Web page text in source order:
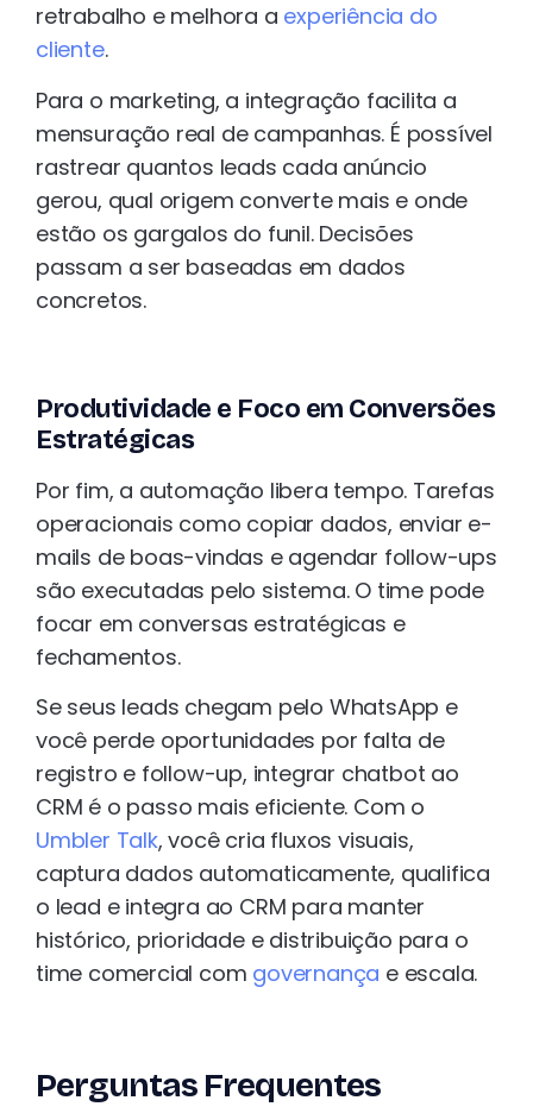
retrabalho e melhora a experiência do
cliente.
Para o marketing, a integração facilita a
mensuração real de campanhas. É possível
rastrear quantos leads cada anúncio
gerou, qual origem converte mais e onde
estão os gargalos do funil. Decisões
passam a ser baseadas em dados
concretos.
Produtividade e Foco em Conversões
Estratégicas
Por fim, a automação libera tempo. Tarefas
operacionais como copiar dados, enviar e-
mails de boas-vindas e agendar follow-ups
são executadas pelo sistema. O time pode
focar em conversas estratégicas e
fechamentos.
Se seus leads chegam pelo WhatsApp e
você perde oportunidades por falta de
registro e follow-up, integrar chatbot ao
CRM é o passo mais eficiente. Com o
Umbler Talk, você cria fluxos visuais,
captura dados automaticamente, qualifica
o lead e integra ao CRM para manter
histórico, prioridade e distribuição para o
time comercial com governança e escala.
Perguntas Frequentes